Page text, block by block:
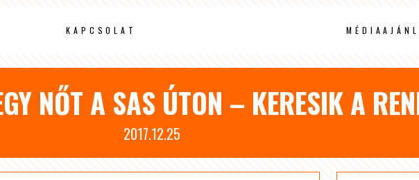
KAPCSOLAT
NŐT A SAS ÚTON – KERESIK A
2017.12.25